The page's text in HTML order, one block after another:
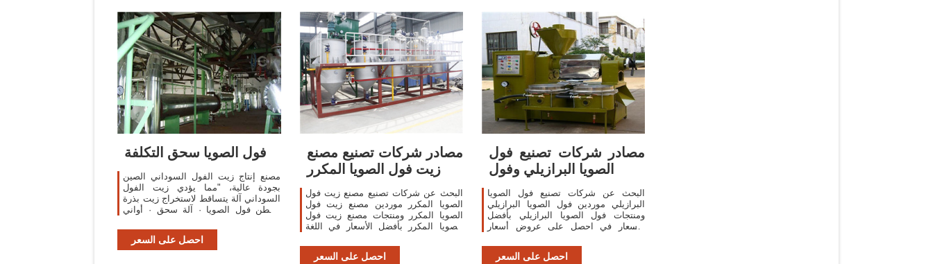
فول الصويا سحق التكلفة
مصنع إنتاج زيت الفول السوداني الصين
بجودة عالية، "مما يؤدي زيت الفول
السوداني آلة يتساقط لاستخراج زيت بذرة
القطن فول الصويا · آلة سحق · أواني
السوداني، وتخفيض
احصل على السعر
مصادر شركات تصنيع مصنع
زيت فول الصويا المكرر
البحث عن شركات تصنيع مصنع زيت فول
الصويا المكرر موردين مصنع زيت فول
الصويا المكرر ومنتجات مصنع زيت فول
الصويا المكرر بأفضل الأسعار في اللغة
احصل على السعر
مصادر شركات تصنيع فول
الصويا البرازيلي وفول
البحث عن شركات تصنيع فول الصويا
البرازيلي موردين فول الصويا البرازيلي
ومنتجات فول الصويا البرازيلي بأفضل
الأسعار في احصل على عروض أسعار
احصل على السعر